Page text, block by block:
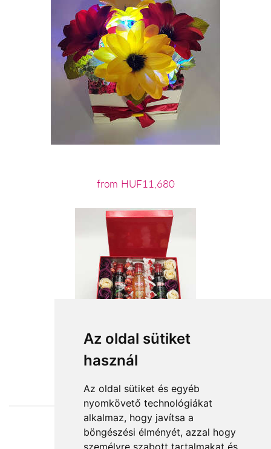
Az oldal sütiket
használ
Az oldal sütiket és egyéb
nyomkövető technológiákat
alkalmaz, hogy javítsa a
böngészési élményét, azzal hogy
személyre szabott tartalmakat és
from HUF11,680
from HUF20,240
Accepted payment methods